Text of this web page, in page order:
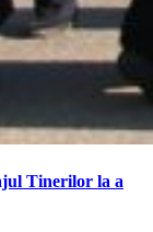
Tinerilor la a